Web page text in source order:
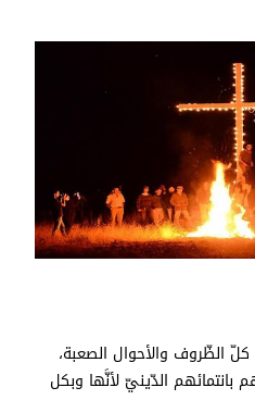
كلّ الظّروف والأحوال الصعبة،
الدّينيّ لأنَّها وبكل